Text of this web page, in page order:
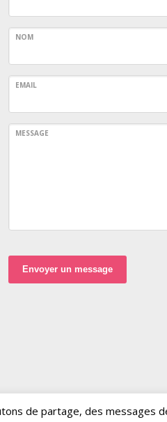
NOM
EMAIL
MESSAGE
Envoyer un message
de partage, des